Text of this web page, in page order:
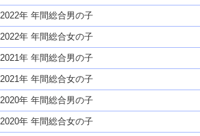
2022年 年間総合男の子
2022年 年間総合女の子
2021年 年間総合男の子
2021年 年間総合女の子
2020年 年間総合男の子
2020年 年間総合女の子